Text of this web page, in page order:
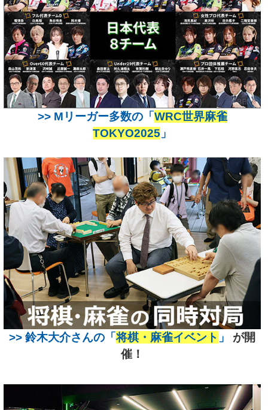
>> Mリーガー多数の「 WRC世界麻雀
TOKYO2025 」
>> 鈴木大介さんの「将棋・麻雀イベント 」
が開
催！